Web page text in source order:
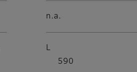
n.a.
L
590